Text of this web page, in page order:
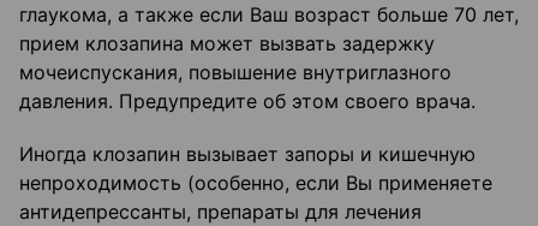
глаукома, а также если Ваш возраст больше 70 лет,
прием клозапина может вызвать задержку
мочеиспускания, повышение внутриглазного
давления. Предупредите об этом своего врача.
Иногда клозапин вызывает запоры и кишечную
непроходимость (особенно, если Вы применяете
антидепрессанты, препараты для лечения